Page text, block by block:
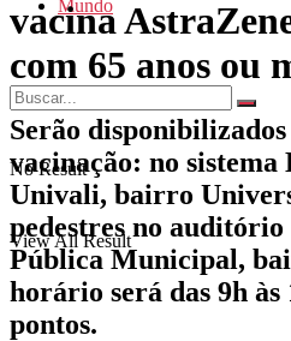
Mundo
No Result
View All Result
vacina
com 65 anos ou
Serão
vacinação: no
Univali, bairro
pedestres no
Pública Municipal,
horário será das 9h às
pontos.